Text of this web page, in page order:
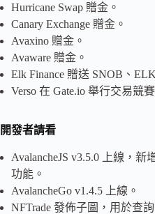
Hurricane Swap 贈金。
Canary Exchange 贈金。
Avaxino 贈金。
Avaware 贈金。
Elk Finance 贈送 SNOB、
Verso 在 Gate.io 舉行交易競賽
開發者請看
AvalancheJS v3.5.0 上線，
功能。
AvalancheGo v1.4.5 上線。
NFTrade 發佈子圖，用於查